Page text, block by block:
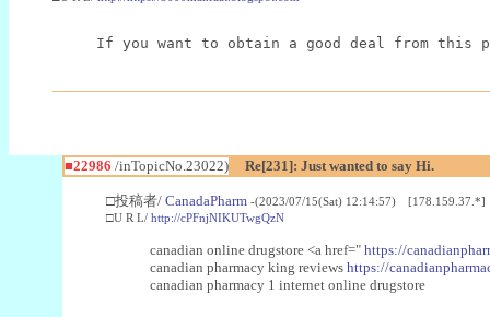
If you want to obtain a good deal from this
■22986 /inTopicNo.23022) Re[231]: Just wanted to say Hi.
□投稿者/ CanadaPharm -(2023/07/15(Sat) 12:14:57) [178.159.37.*]
□U R L/ http://cPFnjNIKUTwgQzN
canadian online drugstore <a href=" https://
canadian pharmacy king reviews https://
canadian pharmacy 1 internet online drugstore